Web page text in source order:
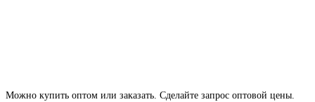
Можно купить оптом или заказать. Сделайте запрос оптовой цены.